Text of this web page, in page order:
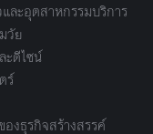
ละอุตสาหกรรมบริการ
วัย
ดีไซน์
ร์
องธุรกิจสร้างสรรค์